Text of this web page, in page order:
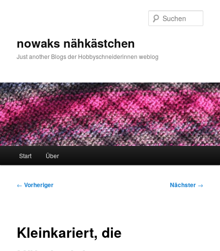
nowaks nähkästchen
Just another Blogs der Hobbyschneiderinnen weblog
Start Über
Beitragsnavigation
← Vorheriger Nächster →
Kleinkariert, die